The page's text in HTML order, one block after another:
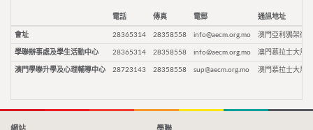
電話 傳真 電郵 通訊地址
會址 28365314 28358558 info@aecm.org.mo 澳門亞利鴉架街9
學聯辦事處及學生活動中心 28365314 28358558 info@aecm.org.mo 澳門慕拉士大馬
澳門學聯升學及心理輔導中心 28723143 28358558 sup@aecm.org.mo 澳門慕拉士大馬